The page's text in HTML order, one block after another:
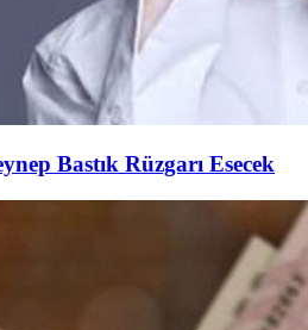
Bastık Rüzgarı Esecek